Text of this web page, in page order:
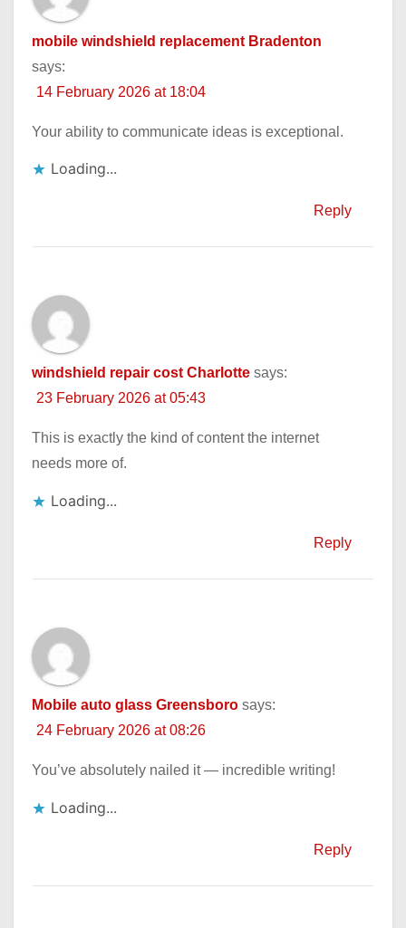
mobile windshield replacement Bradenton
says:
14 February 2026 at 18:04
Your ability to communicate ideas is exceptional.
Loading...
Reply
windshield repair cost Charlotte says:
23 February 2026 at 05:43
This is exactly the kind of content the internet
needs more of.
Loading...
Reply
Mobile auto glass Greensboro says:
24 February 2026 at 08:26
You’ve absolutely nailed it — incredible writing!
Loading...
Reply